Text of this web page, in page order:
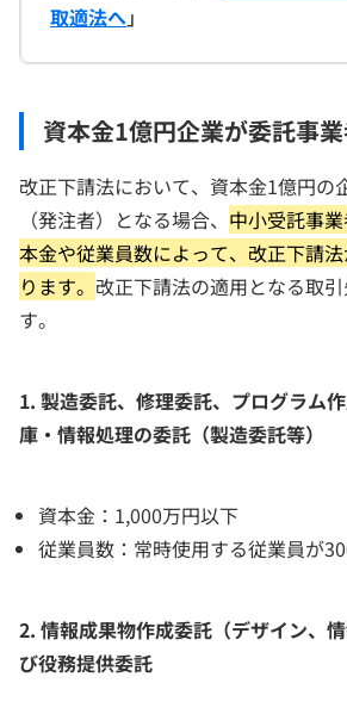
取適法へ」
資本金1億円企業が委託事
改正下請法において、資本金1億円の
（発注者）となる場合、 中小受託事
本金や従業員数によって、改正下請
ります。 改正下請法の適用となる取
す。
1. 製造委託、修理委託、プログラム
庫・情報処理の委託（製造委託等）
資本金：1,000万円以下
従業員数：常時使用する従業員が
2. 情報成果物作成委託（デザイン、
び役務提供委託